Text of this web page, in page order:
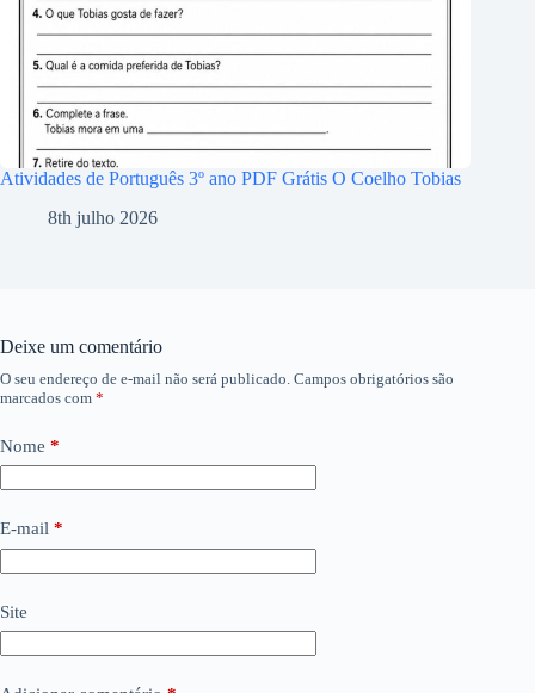
Atividades de Português 3º ano PDF Grátis O Coelho Tobias
8th julho 2026
Deixe um comentário
O seu endereço de e-mail não será publicado. Campos obrigatórios são
marcados com *
Nome *
E-mail *
Site